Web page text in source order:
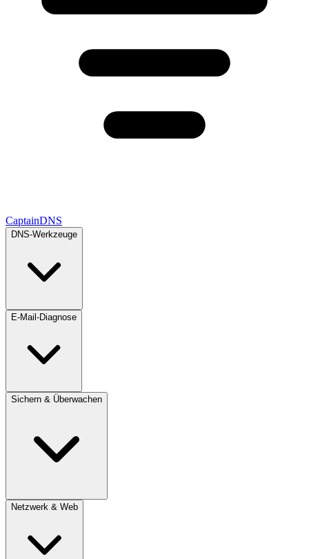
CaptainDNS
DNS-Werkzeuge
E-Mail-Diagnose
Sichern & Überwachen
Netzwerk & Web